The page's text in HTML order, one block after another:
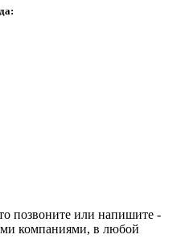
позвоните или напишите -
компаниями, в любой